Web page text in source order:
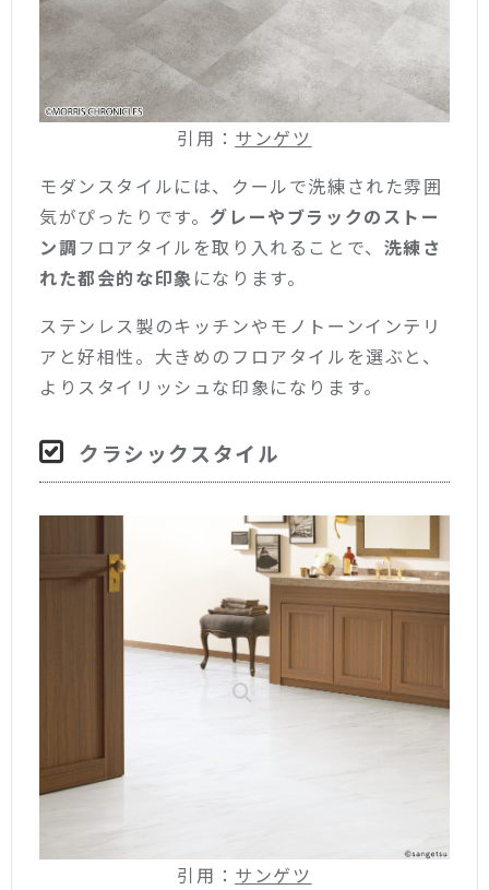
引用： サンゲツ
モダンスタイルには、クールで洗練された雰囲
気がぴったりです。 グレーやブラックのストー
ン調フロアタイルを取り入れることで、 洗練さ
れた都会的な印象 になります。
ステンレス製のキッチンやモノトーンインテリ
アと好相性。大きめのフロアタイルを選ぶと、
よりスタイリッシュな印象になります。
クラシックスタイル
引用： サンゲツ